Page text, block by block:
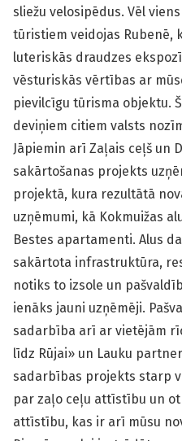
sliežu velosipēdus. Vēl
tūristiem veidojas Rubenē,
luteriskās draudzes
vēsturiskās vērtības ar
pievilcīgu tūrisma objektu.
deviņiem citiem valsts
Jāpiemin arī Zaļais ceļš un
sakārtošanas projekts
projektā, kura rezultātā
uzņēmumi, kā Kokmuižas
Bestes apartamenti. Alus
sakārtota infrastruktūra,
notiks to izsole un
ienāks jauni uzņēmēji.
sadarbība arī ar vietējām
līdz Rūjai» un Lauku
sadarbības projekts starp
par zaļo ceļu attīstību un
attīstību, kas ir arī mūsu